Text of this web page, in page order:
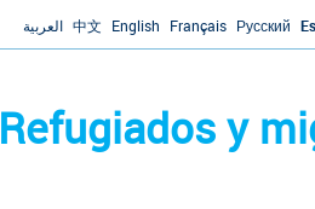
العربية 中文 English Français Русский
Refugiados y